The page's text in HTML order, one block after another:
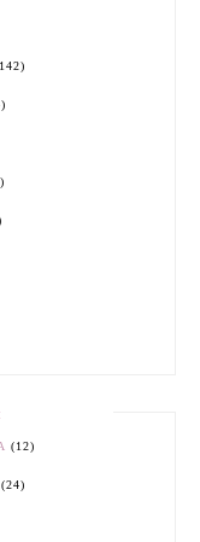
(12)
(24)